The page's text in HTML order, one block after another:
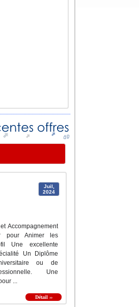
Juil,
2024
Accompagnement
pour Animer les
Une excellente
Un Diplôme
ou de
Une
...
Détail ››